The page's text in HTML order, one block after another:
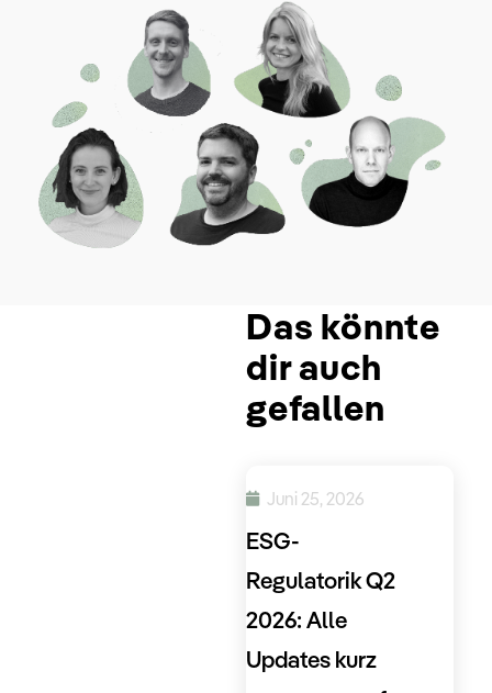
Das könnte
dir auch
gefallen
Juni 25, 2026
ESG-
Regulatorik Q2
2026: Alle
Updates kurz